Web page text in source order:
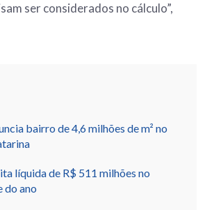
ser considerados no cálculo”,
bairro de 4,6 milhões de m² no
líquida de R$ 511 milhões no
do ano